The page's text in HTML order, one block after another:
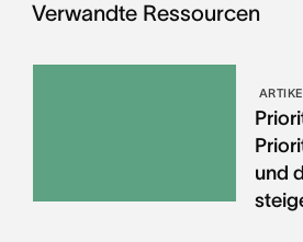
Verwandte Ressourcen
und